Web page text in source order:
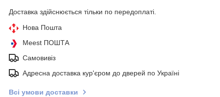
Доставка здійснюється тільки по передоплаті.
Нова Пошта
Meest ПОШТА
Самовивіз
Адресна доставка кур'єром до дверей по Україні
Всі умови доставки